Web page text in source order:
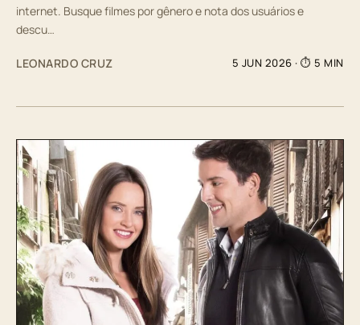
internet. Busque filmes por gênero e nota dos usuários e
descu…
LEONARDO CRUZ 5 JUN 2026 · ⏱ 5 MIN